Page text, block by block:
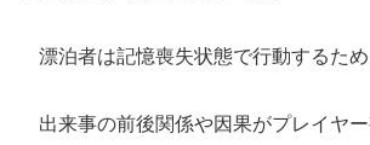
漂泊者は記憶喪失状態で行動するため
出来事の前後関係や因果がプレイヤ